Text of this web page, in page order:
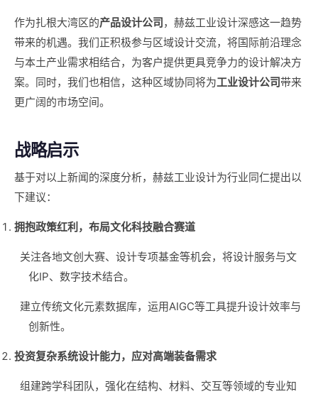
作为扎根大湾区的产品设计公司 ，赫兹工业设计深感这一趋势
带来的机遇。我们正积极参与区域设计交流，将国际前沿理念
与本土产业需求相结合，为客户提供更具竞争力的设计解决方
案。同时，我们也相信，这种区域协同将为工业设计公司带来
更广阔的市场空间。
战略启示
基于对以上新闻的深度分析，赫兹工业设计为行业同仁提出以
下建议：
拥抱政策红利，布局文化科技融合赛道
关注各地文创大赛、设计专项基金等机会，将设计服务与文
化IP、数字技术结合。
建立传统文化元素数据库，运用AIGC等工具提升设计效率与
创新性。
投资复杂系统设计能力，应对高端装备需求
组建跨学科团队，强化在结构、材料、交互等领域的专业知